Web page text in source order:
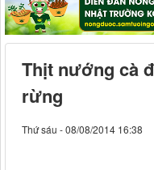
Thịt nướng cà
rừng
Thứ sáu - 08/08/2014 16:38